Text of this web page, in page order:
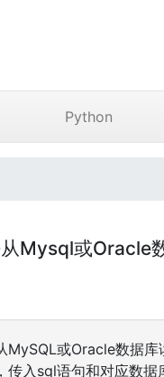
Python
Mysql或Oracle
或Oracle数据
入sql语句和对应数